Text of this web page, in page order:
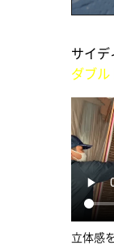
サイデ
ダブル
立体感